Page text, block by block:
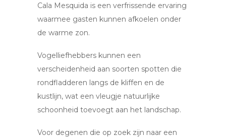
Cala Mesquida is een verfrissende ervaring
waarmee gasten kunnen afkoelen onder
de warme zon.
Vogelliefhebbers kunnen een
verscheidenheid aan soorten spotten die
rondfladderen langs de kliffen en de
kustlijn, wat een vleugje natuurlijke
schoonheid toevoegt aan het landschap.
Voor degenen die op zoek zijn naar een